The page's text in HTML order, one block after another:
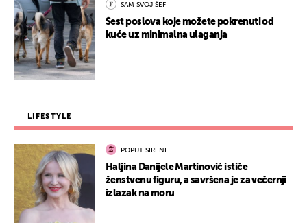
SAM SVOJ ŠEF
Šest poslova koje možete pokrenuti od
kuće uz minimalna ulaganja
LIFESTYLE
POPUT SIRENE
Haljina Danijele Martinović ističe
ženstvenu figuru, a savršena je za večernji
izlazak na moru